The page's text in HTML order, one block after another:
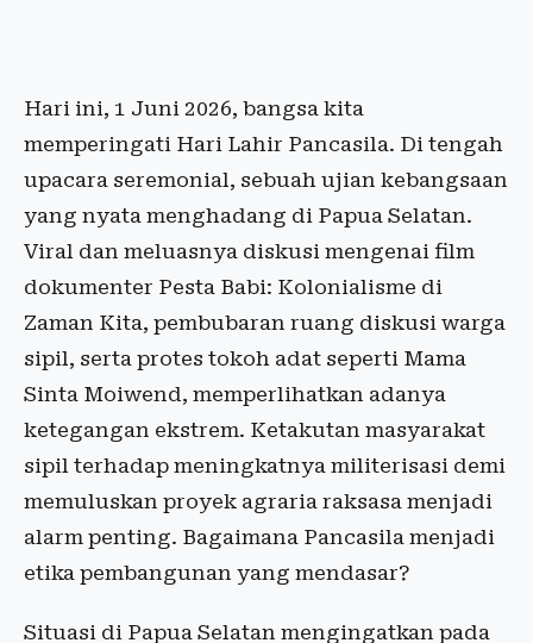
Hari ini, 1 Juni 2026, bangsa kita
memperingati Hari Lahir Pancasila. Di tengah
upacara seremonial, sebuah ujian kebangsaan
yang nyata menghadang di Papua Selatan.
Viral dan meluasnya diskusi mengenai film
dokumenter Pesta Babi: Kolonialisme di
Zaman Kita, pembubaran ruang diskusi warga
sipil, serta protes tokoh adat seperti Mama
Sinta Moiwend, memperlihatkan adanya
ketegangan ekstrem. Ketakutan masyarakat
sipil terhadap meningkatnya militerisasi demi
memuluskan proyek agraria raksasa menjadi
alarm penting. Bagaimana Pancasila menjadi
etika pembangunan yang mendasar?
Situasi di Papua Selatan mengingatkan pada